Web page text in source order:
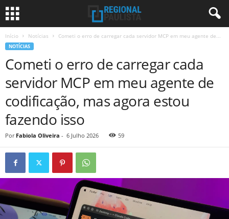
Início Notícias Cometi o erro de carregar cada servidor MCP em meu agente de...
NOTÍCIAS
Cometi o erro de carregar cada
servidor MCP em meu agente de
codificação, mas agora estou
fazendo isso
Por Fabiola Oliveira - 6 Julho 2026 59